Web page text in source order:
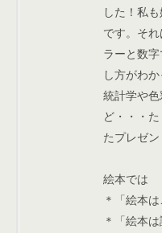
した！私
です。そ
ラーと数
し方がわ
統計学や
ど・・・
たプレゼ
絵本では
＊「絵本
＊「絵本